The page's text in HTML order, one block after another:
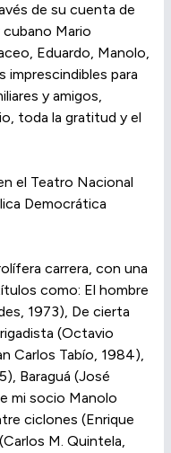
de su cuenta de
Mario
Eduardo, Manolo,
para
y amigos,
toda la gratitud y el
el Teatro Nacional
Democrática
carrera, con una
como: El hombre
1973), De cierta
(Octavio
Carlos Tabío, 1984),
Baraguá (José
mi socio Manolo
ciclones (Enrique
M. Quintela,